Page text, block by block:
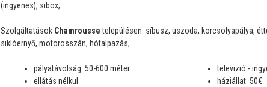
(ingyenes), sibox,
Szolgáltatások Chamroussetelepülésen: síbusz, uszoda, korcsolyapálya,
siklóernyő, motorosszán, hótalpazás,
pályatávolság: 50-600 méter
ellátás nélkül
televizió -
háziállat: 50€